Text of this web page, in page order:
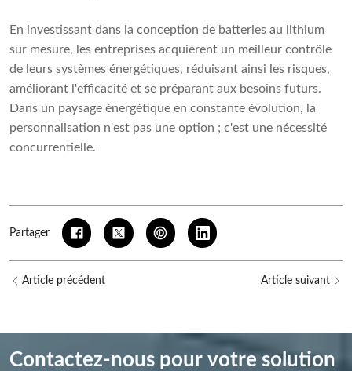
En investissant dans la conception de batteries au lithium
sur mesure, les entreprises acquièrent un meilleur contrôle
de leurs systèmes énergétiques, réduisant ainsi les risques,
améliorant l'efficacité et se préparant aux besoins futurs.
Dans un paysage énergétique en constante évolution, la
personnalisation n'est pas une option ; c'est une nécessité
concurrentielle.
Partager
Article précédent Article suivant
Contactez-nous pour votre solution